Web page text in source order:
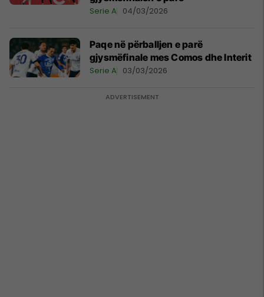
Serie A 04/03/2026
Paqe në përballjen e parë
gjysmëfinale mes Comos dhe Interit
Serie A 03/03/2026